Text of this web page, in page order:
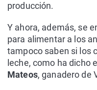
producción.
Y ahora, además, se
para alimentar a los
tampoco saben si los
leche, como ha dicho
Mateos, ganadero de